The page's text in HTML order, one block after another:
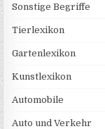
Sonstige Begriffe
Tierlexikon
Gartenlexikon
Kunstlexikon
Automobile
Auto und Verkehr